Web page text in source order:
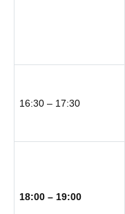
16:30 – 17:30
18:00 – 19:00